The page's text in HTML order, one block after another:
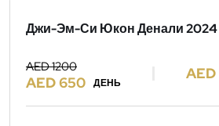
Джи-Эм-Си Юкон Денали 2024
AED 1200
AED 650 ДЕНЬ